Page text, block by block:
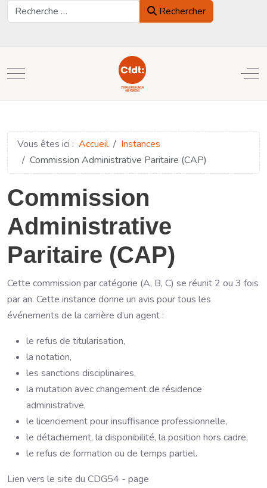
Rechercher
Rechercher
Mobile Menu Toggle
Vous êtes ici : Accueil
Instances
Commission Administrative Paritaire (CAP)
Commission
Administrative
Paritaire (CAP)
Cette commission par catégorie (A, B, C) se réunit 2 ou 3 fois
par an. Cette instance donne un avis pour tous les
événements de la carrière d’un agent :
le refus de titularisation,
la notation,
les sanctions disciplinaires,
la mutation avec changement de résidence
administrative,
le licenciement pour insuffisance professionnelle,
le détachement, la disponibilité, la position hors cadre,
le refus de formation ou de temps partiel.
Lien vers le site du CDG54 - page